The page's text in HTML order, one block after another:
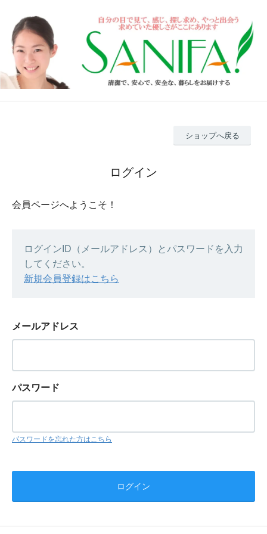
ショップへ戻る
ログイン
会員ページへようこそ！
ログインID（メールアドレス）とパスワードを入力
してください。
新規会員登録はこちら
メールアドレス
パスワード
パスワードを忘れた方はこちら